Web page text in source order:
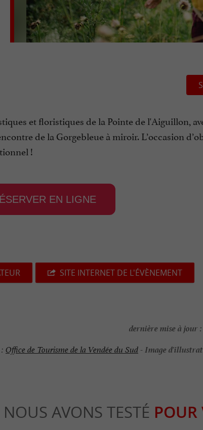
et floristiques de la Pointe de l'Aiguillon,
de la Gorgebleue à miroir. L’occasion
!
EN LIGNE
SITE INTERNET DE L'ÉVÈNEMENT
dernière mise à jour :
Office de Tourisme de la Vendée du Sud-Image
NOUS AVONS TESTÉ POUR